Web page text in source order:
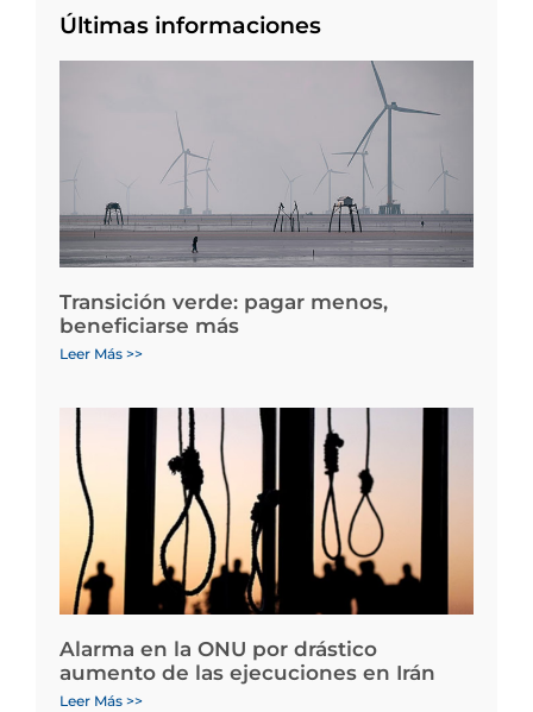
Últimas informaciones
Transición verde: pagar menos,
beneficiarse más
Leer Más >>
Alarma en la ONU por drástico
aumento de las ejecuciones en Irán
Leer Más >>